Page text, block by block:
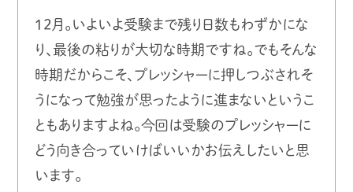
12月。いよいよ受験まで残り日数もわずかにな
り、最後の粘りが大切な時期ですね。でもそんな
時期だからこそ、プレッシャーに押しつぶされそ
うになって勉強が思ったように進まないというこ
ともありますよね。今回は受験のプレッシャーに
どう向き合っていけばいいかお伝えしたいと思
います。